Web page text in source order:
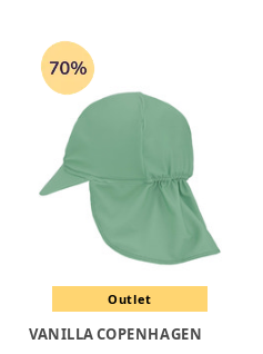
Outlet
VANILLA COPENHAGEN